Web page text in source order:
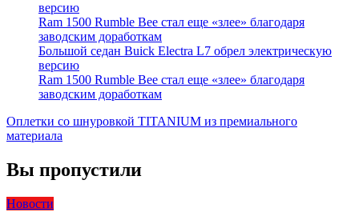
версию
Ram 1500 Rumble Bee стал еще «злее» благодаря
заводским доработкам
Большой седан Buick Electra L7 обрел электрическую
версию
Ram 1500 Rumble Bee стал еще «злее» благодаря
заводским доработкам
Оплетки со шнуровкой TITANIUM из премиального
материала
Вы пропустили
Новости